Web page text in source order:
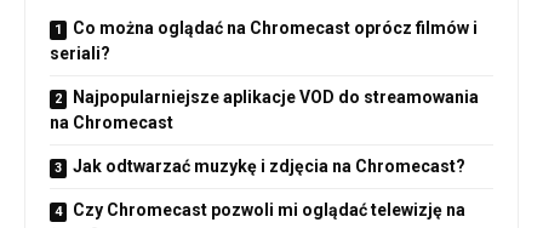
Co można oglądać na Chromecast oprócz filmów i
seriali?
Najpopularniejsze aplikacje VOD do streamowania
na Chromecast
Jak odtwarzać muzykę i zdjęcia na Chromecast?
Czy Chromecast pozwoli mi oglądać telewizję na